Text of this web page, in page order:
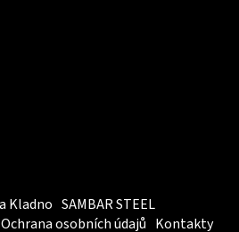
Kladno SAMBAR STEEL
Ochrana osobních údajů Kontakty